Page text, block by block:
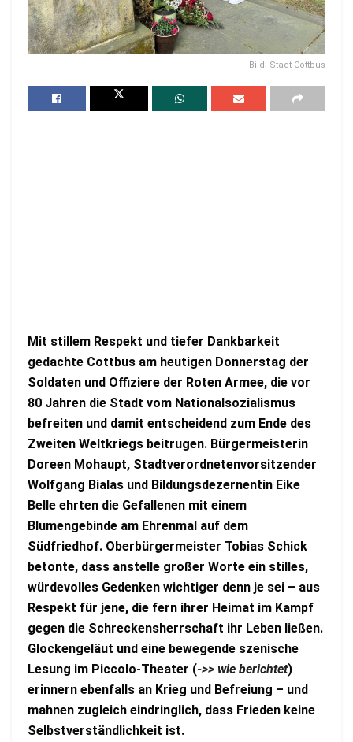
Bild: Stadt Cottbus
Mit stillem Respekt und tiefer Dankbarkeit
gedachte Cottbus am heutigen Donnerstag der
Soldaten und Offiziere der Roten Armee, die vor
80 Jahren die Stadt vom Nationalsozialismus
befreiten und damit entscheidend zum Ende des
Zweiten Weltkriegs beitrugen. Bürgermeisterin
Doreen Mohaupt, Stadtverordnetenvorsitzender
Wolfgang Bialas und Bildungsdezernentin Eike
Belle ehrten die Gefallenen mit einem
Blumengebinde am Ehrenmal auf dem
Südfriedhof. Oberbürgermeister Tobias Schick
betonte, dass anstelle großer Worte ein stilles,
würdevolles Gedenken wichtiger denn je sei – aus
Respekt für jene, die fern ihrer Heimat im Kampf
gegen die Schreckensherrschaft ihr Leben ließen.
Glockengeläut und eine bewegende szenische
Lesung im Piccolo-Theater (->> wie berichtet)
erinnern ebenfalls an Krieg und Befreiung – und
mahnen zugleich eindringlich, dass Frieden keine
Selbstverständlichkeit ist.